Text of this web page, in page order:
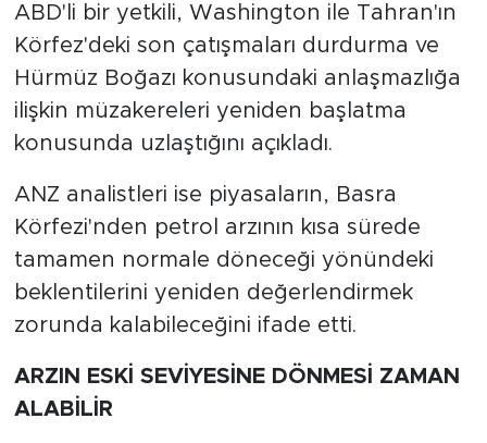
ABD'li bir yetkili, Washington ile Tahran'ın
Körfez'deki son çatışmaları durdurma ve
Hürmüz Boğazı konusundaki anlaşmazlığa
ilişkin müzakereleri yeniden başlatma
konusunda uzlaştığını açıkladı.
ANZ analistleri ise piyasaların, Basra
Körfezi'nden petrol arzının kısa sürede
tamamen normale döneceği yönündeki
beklentilerini yeniden değerlendirmek
zorunda kalabileceğini ifade etti.
ARZIN ESKİ SEVİYESİNE DÖNMESİ ZAMAN
ALABİLİR